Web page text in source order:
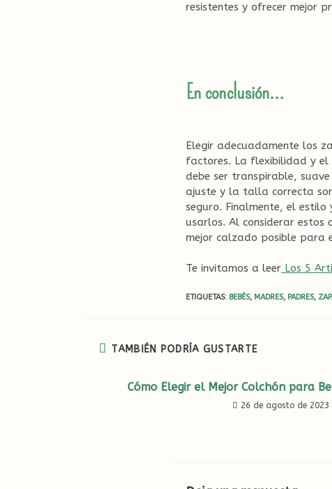
resistentes y ofrecer mejor
En conclusión…
Elegir adecuadamente los
factores. La flexibilidad y
debe ser transpirable,
ajuste y la talla correcta
seguro. Finalmente, el
usarlos. Al considerar estos
mejor calzado posible para
Te invitamos a leer Los 5
ETIQUETAS: BEBÉS, MADRES, PADRES,
TAMBIÉN PODRÍA GUSTARTE
Cómo Elegir el Mejor Colchón para
26 de agosto de 2023